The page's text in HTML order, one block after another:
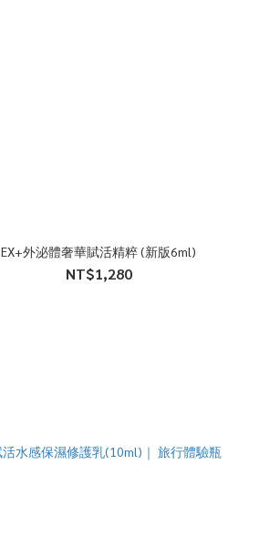
EX+外泌體奢華賦活精粹 (新版6ml)
NT$1,280